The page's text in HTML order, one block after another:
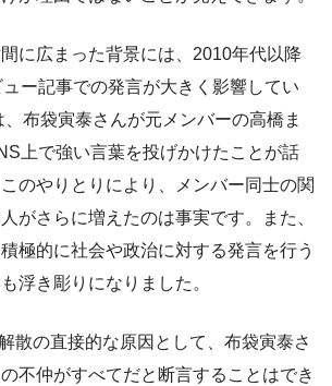
に広まった背景には、2010年代以降
ー記事での発言が大きく影響してい
布袋寅泰さんが元メンバーの高橋ま
上で強い言葉を投げかけたことが話
のやりとりにより、メンバー同士の関
がさらに増えたのは事実です。また、
極的に社会や政治に対する発言を行う
浮き彫りになりました。
散の直接的な原因として、布袋寅泰さ
不仲がすべてだと断言することはでき